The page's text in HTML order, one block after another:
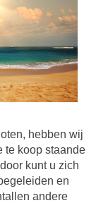
hebben wij
te koop staande
kunt u zich
en
andere